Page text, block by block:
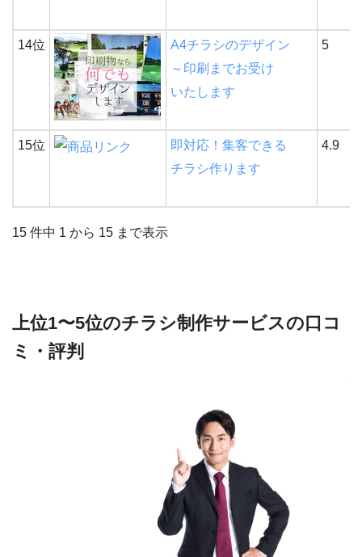
14位
A4チラシのデザイン
～印刷までお受け
いたします
5
15位
即対応！集客できる
チラシ作ります
4.9
15 件中 1 から 15 まで表示
上位1〜5位のチラシ制作サービスの口コ
ミ・評判